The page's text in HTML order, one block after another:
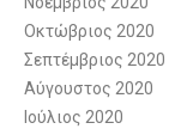
Οκτώβριος 2020
Σεπτέμβριος 2020
Αύγουστος 2020
Ιούλιος 2020